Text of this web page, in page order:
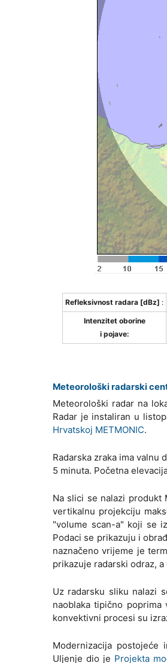
Refleksivnost radara [dBz] :
Intenzitet oborine
i pojave:
Meteorološki radarski
Meteorološki radar na
Radar je instaliran u
Hrvatskoj METMONIC.
Radarska zraka ima valnu
5 minuta. Početna
Na slici se nalazi produkt
vertikalnu projekciju
"volume scan-a" koji se
Podaci se prikazuju i
naznačeno vrijeme je
prikazuje radarski odraz,
Uz radarsku sliku nalazi
naoblaka tipično
konvektivni procesi su
Modernizacija postojeće
Uljenje dio je Projekta